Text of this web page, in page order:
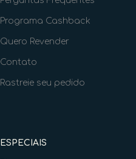
Programa Cashback
Quero Revender
Contato
Rastreie seu pedido
ESPECIAIS